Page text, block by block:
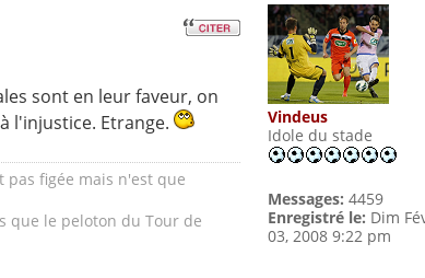
sont en leur faveur, on
l'injustice. Etrange.
figée mais n'est que
que le peloton du Tour de
Vindeus
Idole du stade
Messages: 4459
Enregistré le: Dim
03, 2008 9:22 pm